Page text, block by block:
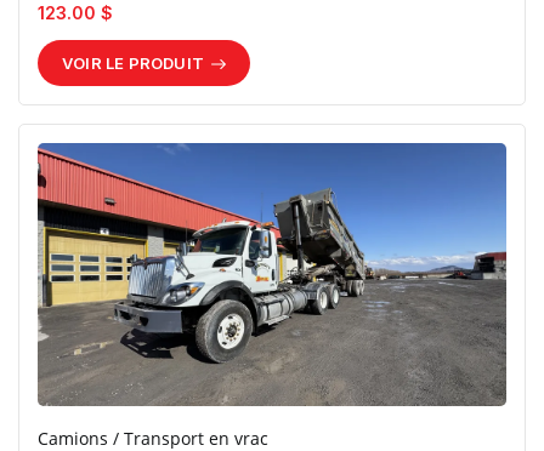
123.00 $
VOIR LE PRODUIT
Camions / Transport en vrac